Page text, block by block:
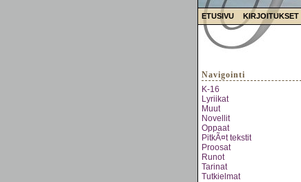
ETUSIVU KIRJOITUKSET
Navigointi
K-16
Lyriikat
Muut
Novellit
Oppaat
PitkÃ¤t tekstit
Proosat
Runot
Tarinat
Tutkielmat